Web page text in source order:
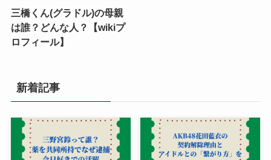
三橋くん(グラドル)の母親
は誰？どんな人？【wikiプ
ロフィール】
新着記事